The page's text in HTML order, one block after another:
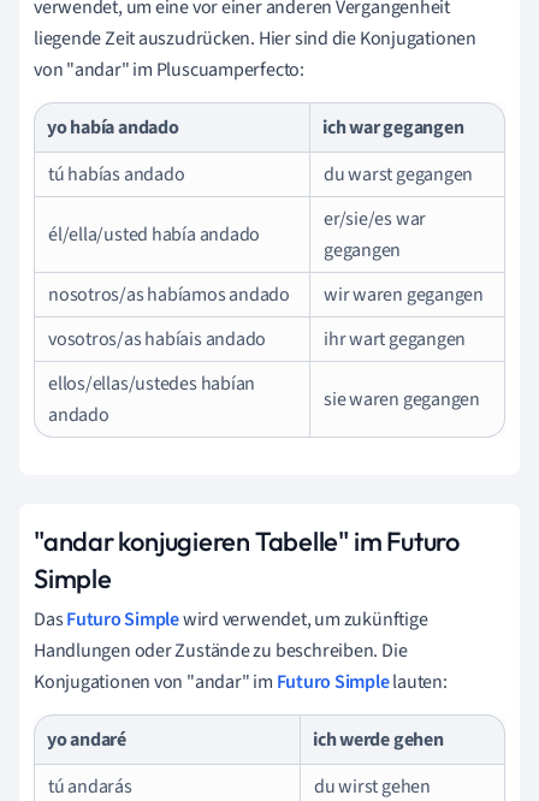
verwendet, um eine vor einer anderen Vergangenheit
liegende Zeit auszudrücken. Hier sind die Konjugationen
von "andar" im Pluscuamperfecto:
yo había andado
ich war gegangen
tú habías andado
du warst gegangen
él/ella/usted había andado
er/sie/es war
gegangen
nosotros/as habíamos andado
wir waren gegangen
vosotros/as habíais andado
ihr wart gegangen
ellos/ellas/ustedes habían
andado
sie waren gegangen
"andar konjugieren Tabelle" im Futuro
Simple
DasFuturo Simplewird verwendet, um zukünftige
Handlungen oder Zustände zu beschreiben. Die
Konjugationen von "andar" im Futuro Simplelauten:
yo andaré
ich werde gehen
tú andarás
du wirst gehen